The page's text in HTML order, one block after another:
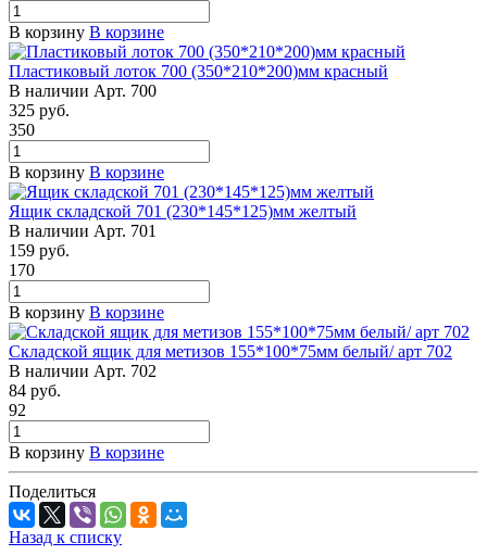
В корзину В корзине
Пластиковый лоток 700 (350*210*200)мм красный
В наличии Арт. 700
325 руб.
350
В корзину В корзине
Ящик складской 701 (230*145*125)мм желтый
В наличии Арт. 701
159 руб.
170
В корзину В корзине
Складской ящик для метизов 155*100*75мм белый/ арт 702
В наличии Арт. 702
84 руб.
92
В корзину В корзине
Поделиться
Назад к списку